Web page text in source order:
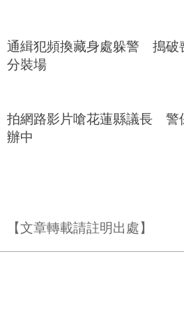
通緝犯頻換藏身處躲警 搗破
分裝場
拍網路影片嗆花蓮縣議長 警
辦中
【文章轉載請註明出處】